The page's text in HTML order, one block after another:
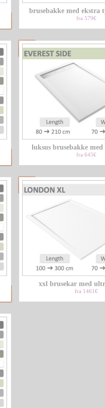
brusebakke med ekstra
fra 579€
luksus brusebakke
fra 645€
xxl brusekar med
fra 1461€